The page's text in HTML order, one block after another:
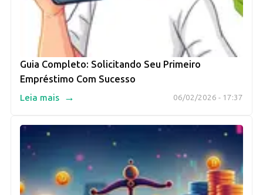
Guia Completo: Solicitando Seu Primeiro
Empréstimo Com Sucesso
06/02/2026 - 17:37
Leia mais →